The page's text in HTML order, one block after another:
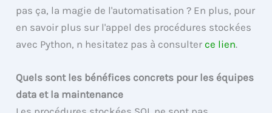
pas ça, la magie de l'automatisation ? En plus, pour
en savoir plus sur l'appel des procédures stockées
avec Python, n hesitatez pas à consulterce lien.
Quels sont les bénéfices concrets pour les équipes
data et la maintenance